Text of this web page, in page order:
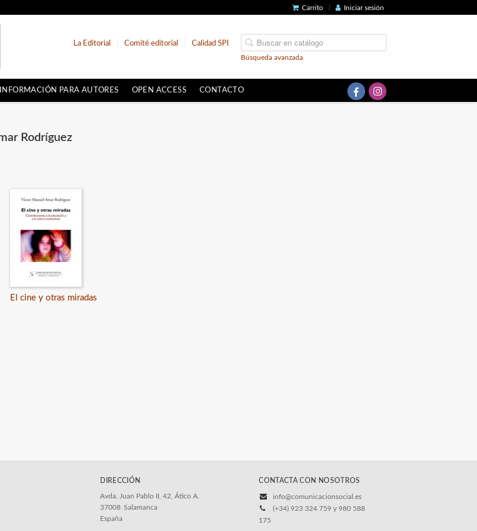
Carrito Iniciar sesión
Búsqueda avanzada
La Editorial Comité editorial Calidad SPI
INFORMACIÓN PARA AUTORES OPEN ACCESS CONTACTO
Rodríguez
El cine y otras miradas
DIRECCIÓN
Avda. Juan Pablo II, 42, Ático A.
37008 Salamanca
España
CONTACTA CON NOSOTROS
info@comunicacionsocial.es
(+34) 923 324 759 y 980 588
175